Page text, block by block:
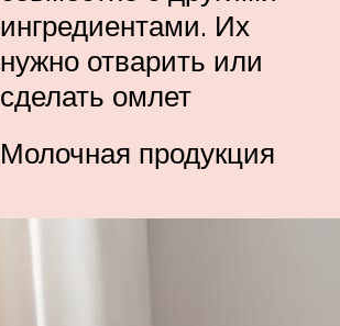
ингредиентами. Их
нужно отварить или
сделать омлет
Молочная продукция